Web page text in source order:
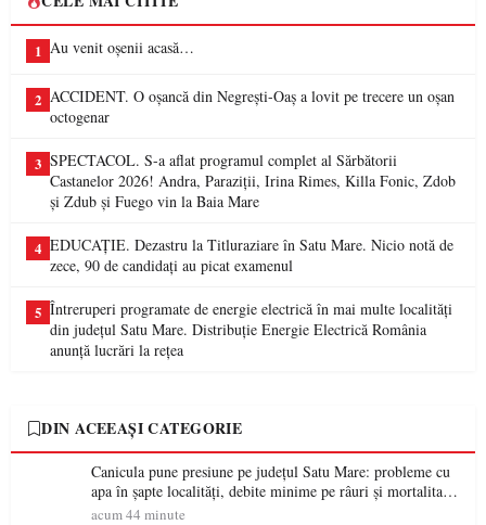
1 Au venit oșenii acasă…
2 ACCIDENT. O oșancă din Negrești-Oaș a lovit pe trecere un oșan
octogenar
3 SPECTACOL. S-a aflat programul complet al Sărbătorii
Castanelor 2026! Andra, Paraziții, Irina Rimes, Killa Fonic, Zdob
și Zdub și Fuego vin la Baia Mare
4 EDUCAȚIE. Dezastru la Titluraziare în Satu Mare. Nicio notă de
zece, 90 de candidați au picat examenul
5 Întreruperi programate de energie electrică în mai multe localități
din județul Satu Mare. Distribuție Energie Electrică România
anunță lucrări la rețea
DIN ACEEAȘI CATEGORIE
Canicula pune presiune pe județul Satu Mare: probleme cu
apa în șapte localități, debite minime pe râuri și mortalitate
piscicolă la Lacul Călinești
acum 44 minute